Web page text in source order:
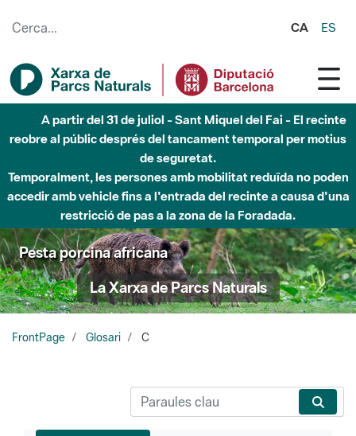
CA ES
A partir del 31 de juliol - Sant Miquel del Fai - El recinte
reobre al públic després del tancament temporal per motius
de seguretat.
Temporalment, les persones amb mobilitat reduïda no poden
accedir amb vehicle fins a l'entrada del recinte a causa d'una
restricció de pas a la zona de la Foradada.
Pesta porcina africana
La Xarxa de Parcs Naturals
FrontPage Glosari C